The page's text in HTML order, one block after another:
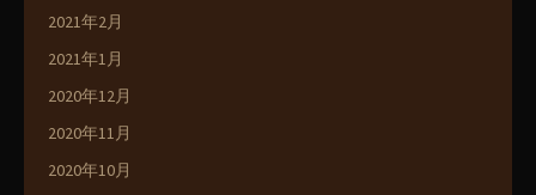
2021年2月
2021年1月
2020年12月
2020年11月
2020年10月